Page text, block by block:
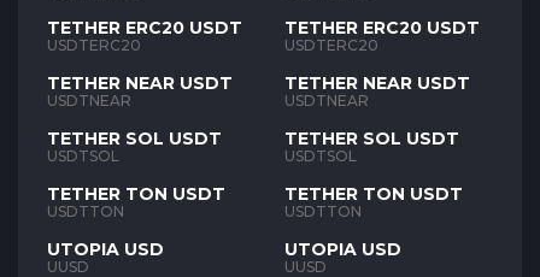
TETHER ERC20 USDT
USDTERC20
TETHER NEAR USDT
USDTNEAR
TETHER SOL USDT
USDTSOL
TETHER TON USDT
USDTTON
UTOPIA USD
UUSD
TETHER ERC20 USDT
USDTERC20
TETHER NEAR USDT
USDTNEAR
TETHER SOL USDT
USDTSOL
TETHER TON USDT
USDTTON
UTOPIA USD
UUSD